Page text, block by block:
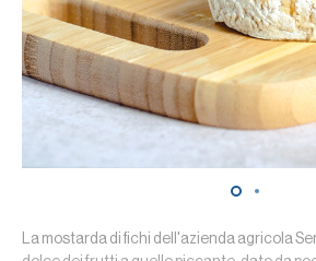
La mostarda di fichi dell'azienda agricola